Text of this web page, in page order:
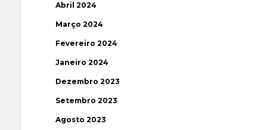
Abril 2024
Março 2024
Fevereiro 2024
Janeiro 2024
Dezembro 2023
Setembro 2023
Agosto 2023